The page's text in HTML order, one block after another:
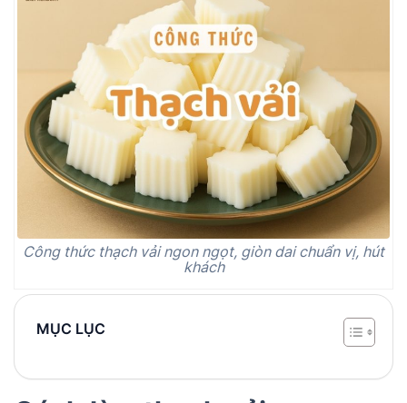
Công thức thạch vải ngon ngọt, giòn dai chuẩn vị, hút
khách
MỤC LỤC